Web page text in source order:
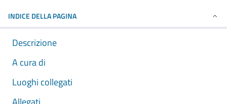
INDICE DELLA PAGINA
Descrizione
A cura di
Luoghi collegati